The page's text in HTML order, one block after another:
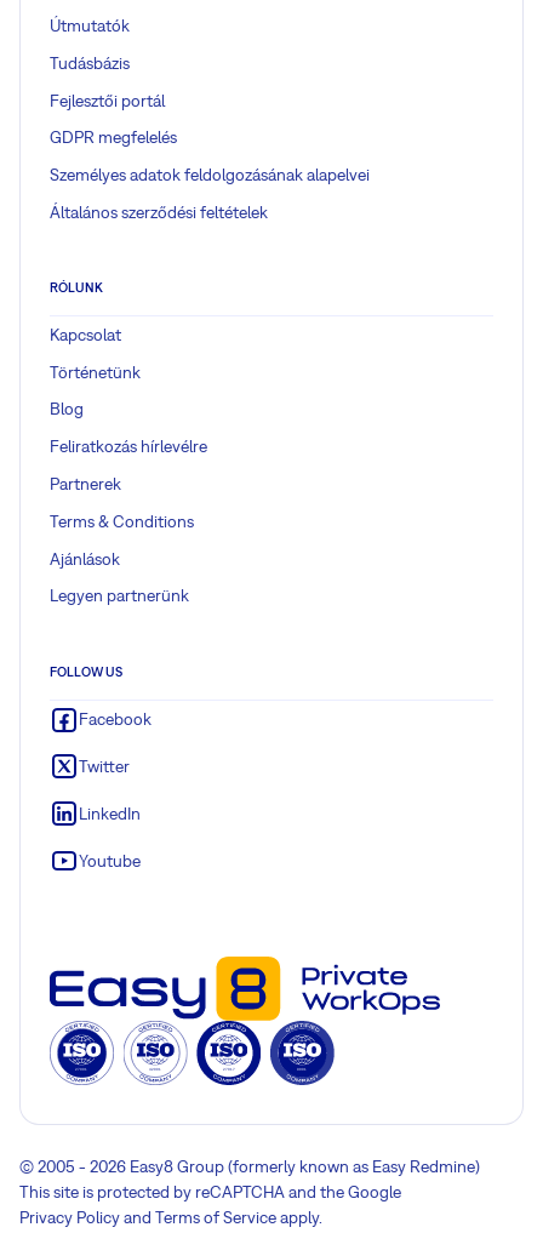
Útmutatók
Tudásbázis
Fejlesztői portál
GDPR megfelelés
Személyes adatok feldolgozásának alapelvei
Általános szerződési feltételek
RÓLUNK
Kapcsolat
Történetünk
Blog
Feliratkozás hírlevélre
Partnerek
Terms & Conditions
Ajánlások
Legyen partnerünk
FOLLOW US
Facebook
Twitter
LinkedIn
Youtube
© 2005 - 2026 Easy8 Group (formerly known as Easy Redmine)
This site is protected by reCAPTCHA and the Google
Privacy Policyand Terms of Serviceapply.